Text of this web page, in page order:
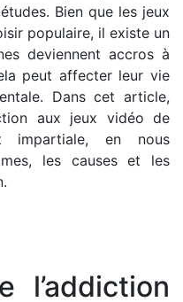
Bien que les jeux
populaire, il existe un
deviennent accros à
peut affecter leur vie
Dans cet article,
aux jeux vidéo de
impartiale, en nous
les causes et les
l’addiction